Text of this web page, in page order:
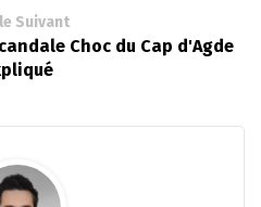
Suivant
Choc du Cap d'Agde